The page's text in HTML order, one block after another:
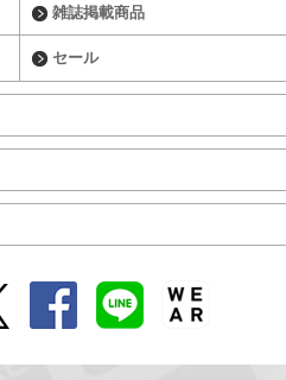
雑誌掲載商品
セール